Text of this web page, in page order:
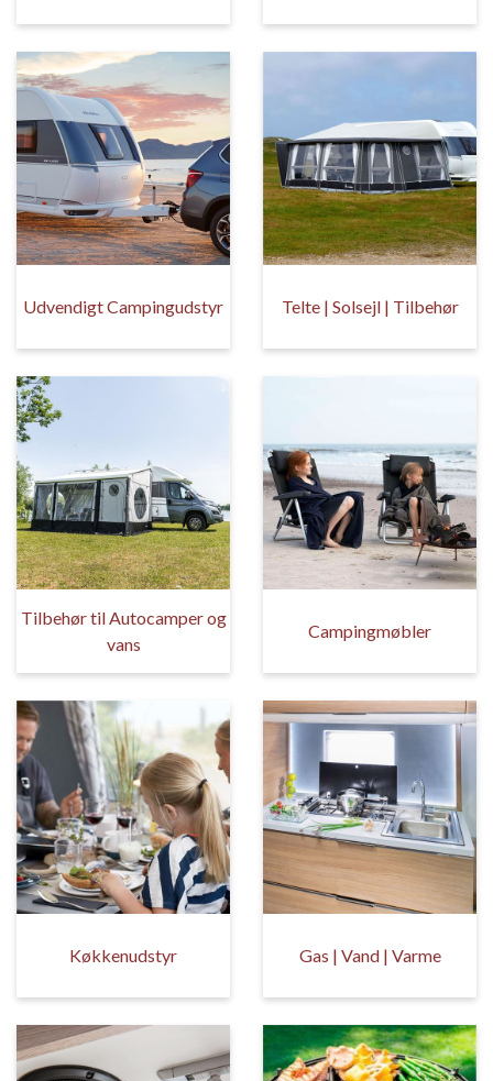
Udvendigt Campingudstyr Telte | Solsejl | Tilbehør
Tilbehør til Autocamper og
vans
Campingmøbler
Køkkenudstyr Gas | Vand | Varme